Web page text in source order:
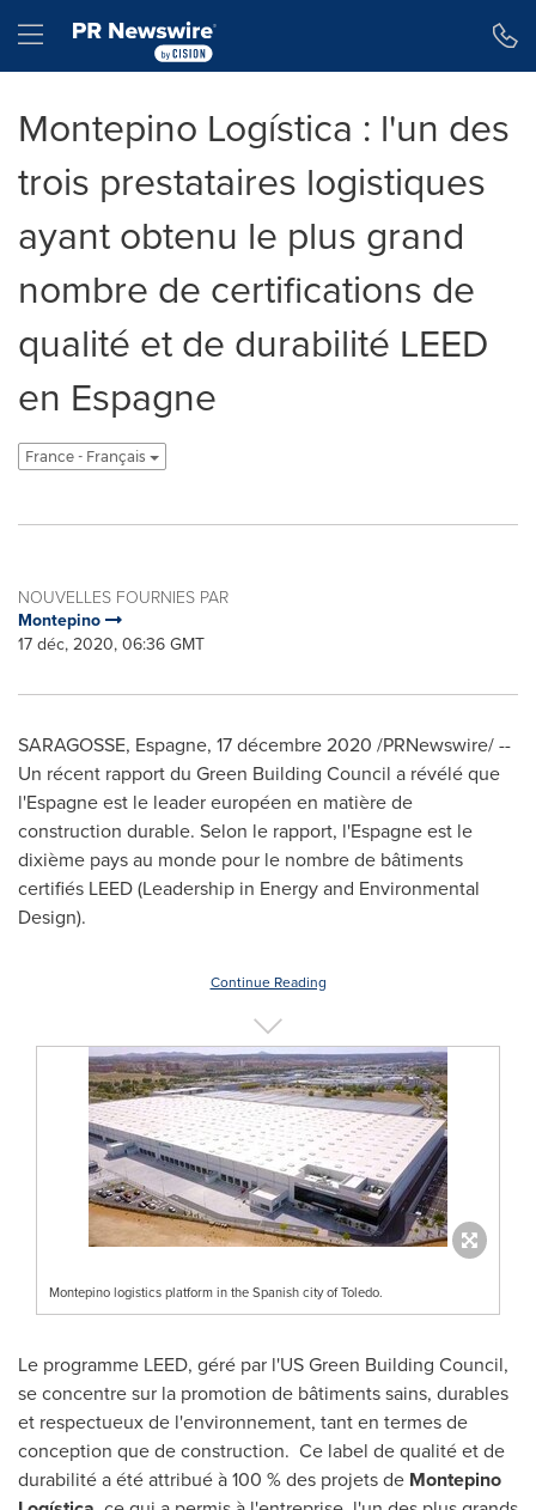
Hamburger menu
Montepino Logística : l'un des
trois prestataires logistiques
ayant obtenu le plus grand
nombre de certifications de
qualité et de durabilité LEED
en Espagne
France - Français
NOUVELLES FOURNIES PAR
Montepino
17 déc, 2020, 06:36 GMT
SARAGOSSE, Espagne, 17 décembre 2020 /PRNewswire/ --
Un récent rapport du Green Building Council a révélé que
l'Espagne est le leader européen en matière de
construction durable. Selon le rapport, l'Espagne est le
dixième pays au monde pour le nombre de bâtiments
certifiés LEED (Leadership in Energy and Environmental
Design).
Continue Reading
Montepino logistics platform in the Spanish city of Toledo.
Le programme LEED, géré par l'US Green Building Council,
se concentre sur la promotion de bâtiments sains, durables
et respectueux de l'environnement, tant en termes de
conception que de construction. Ce label de qualité et de
durabilité a été attribué à 100 % des projets de Montepino